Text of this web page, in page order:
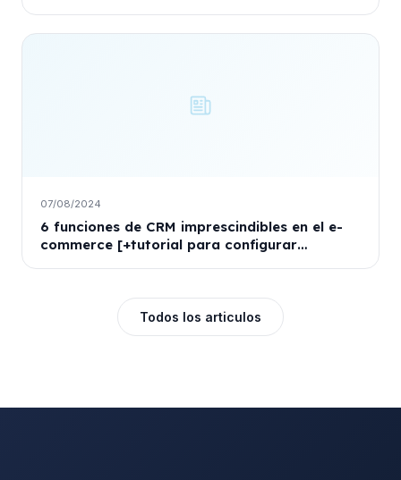
07/08/2024
6 funciones de CRM imprescindibles en el e-
commerce [+tutorial para configurar
Todos los articulos